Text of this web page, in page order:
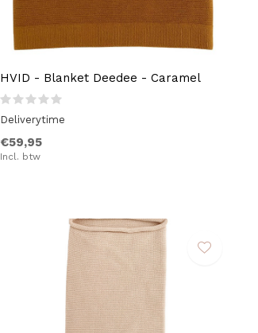
HVID - Blanket Deedee - Caramel
Deliverytime
€59,95
Incl. btw